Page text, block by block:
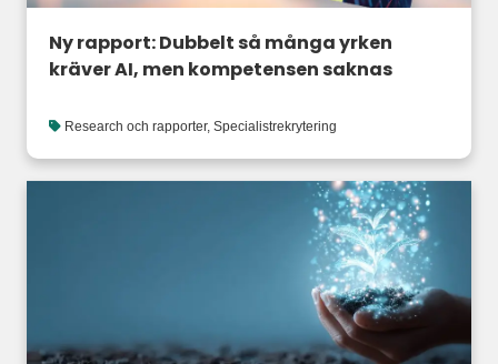
Ny rapport: Dubbelt så många yrken
kräver AI, men kompetensen saknas
Research och rapporter, Specialistrekrytering